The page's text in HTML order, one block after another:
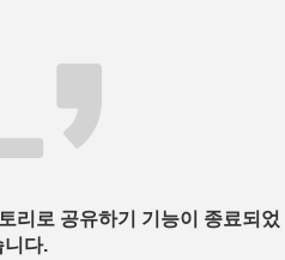
리로 공유하기 기능이 종료되었
니다.